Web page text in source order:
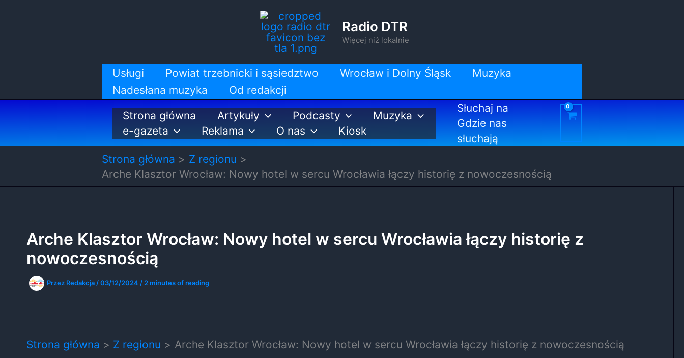
Radio DTR
Więcej niż lokalnie
Usługi Powiat trzebnicki i sąsiedztwo Wrocław i Dolny Śląsk
Muzyka
Nadesłana muzyka
Od redakcji
Strona główna
Artykuły Podcasty
Muzyka
e-gazeta
Reklama O nas Kiosk
Słuchaj na
Gdzie nas
słuchają
Strona główna
Z regionu
Arche Klasztor Wrocław: Nowy hotel w sercu Wrocławia łączy historię z nowoczesnością
Arche Klasztor Wrocław: Nowy hotel w sercu Wrocławia łączy historię z
nowoczesnością
Przez Redakcja /03/12/2024 / 2 minutes of reading
Strona główna Z regionu Arche Klasztor Wrocław: Nowy hotel w sercu Wrocławia łączy historię z nowoczesnością